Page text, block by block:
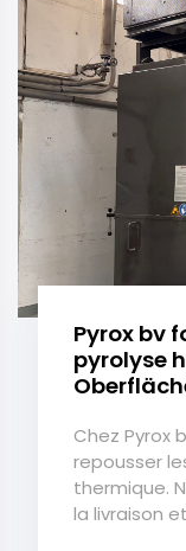
Pyrox bv
pyrolyse
Chez Pyrox
repousser
thermique.
la livraison